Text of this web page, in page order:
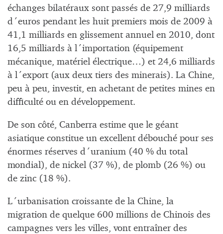
échanges bilatéraux sont passés de 27,9 milliards
d´euros pendant les huit premiers mois de 2009 à
41,1 milliards en glissement annuel en 2010, dont
16,5 milliards à l´importation (équipement
mécanique, matériel électrique…) et 24,6 milliards
à l´export (aux deux tiers des minerais). La Chine,
peu à peu, investit, en achetant de petites mines en
difficulté ou en développement.
De son côté, Canberra estime que le géant
asiatique constitue un excellent débouché pour ses
énormes réserves d´uranium (40 % du total
mondial), de nickel (37 %), de plomb (26 %) ou
de zinc (18 %).
L´urbanisation croissante de la Chine, la
migration de quelque 600 millions de Chinois des
campagnes vers les villes, vont entraîner des